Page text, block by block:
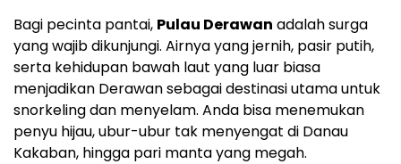
Bagi pecinta pantai, Pulau Derawan adalah surga
yang wajib dikunjungi. Airnya yang jernih, pasir putih,
serta kehidupan bawah laut yang luar biasa
menjadikan Derawan sebagai destinasi utama untuk
snorkeling dan menyelam. Anda bisa menemukan
penyu hijau, ubur-ubur tak menyengat di Danau
Kakaban, hingga pari manta yang megah.